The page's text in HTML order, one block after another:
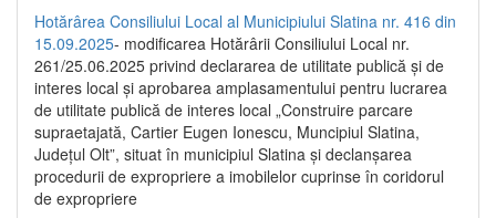
Hotărârea Consiliului Local al Municipiului Slatina nr. 416 din
15.09.2025- modificarea Hotărârii Consiliului Local nr.
261/25.06.2025 privind declararea de utilitate publică și de
interes local și aprobarea amplasamentului pentru lucrarea
de utilitate publică de interes local „Construire parcare
supraetajată, Cartier Eugen Ionescu, Muncipiul Slatina,
Județul Olt”, situat în municipiul Slatina și declanșarea
procedurii de expropriere a imobilelor cuprinse în coridorul
de expropriere